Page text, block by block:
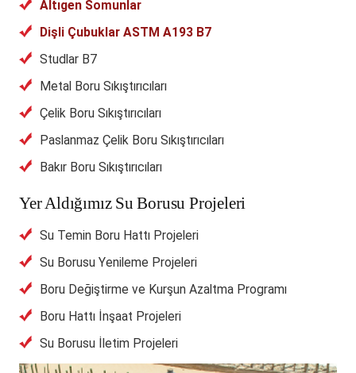
Altıgen Somunlar
Dişli Çubuklar ASTM A193 B7
Studlar B7
Metal Boru Sıkıştırıcıları
Çelik Boru Sıkıştırıcıları
Paslanmaz Çelik Boru Sıkıştırıcıları
Bakır Boru Sıkıştırıcıları
Yer Aldığımız Su Borusu Projeleri
Su Temin Boru Hattı Projeleri
Su Borusu Yenileme Projeleri
Boru Değiştirme ve Kurşun Azaltma Programı
Boru Hattı İnşaat Projeleri
Su Borusu İletim Projeleri